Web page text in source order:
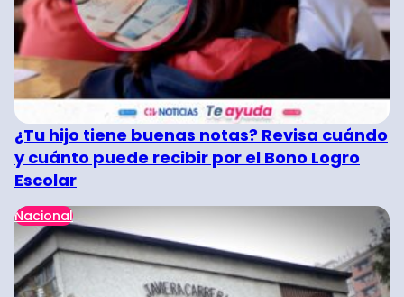
¿Tu hijo tiene buenas notas? Revisa cuándo
y cuánto puede recibir por el Bono Logro
Escolar
Nacional